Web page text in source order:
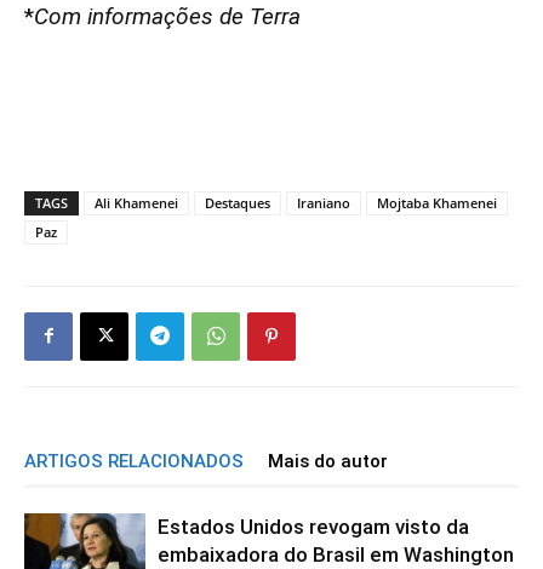
*Com informações de Terra
TAGS Ali Khamenei Destaques Iraniano
Mojtaba Khamenei
Paz
ARTIGOS RELACIONADOS Mais do autor
Estados Unidos revogam visto da
embaixadora do Brasil em Washington